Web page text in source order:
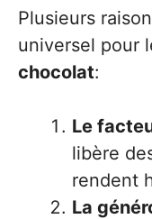
Plusieurs
universel pour
chocolat:
Le
libère
rendent
La